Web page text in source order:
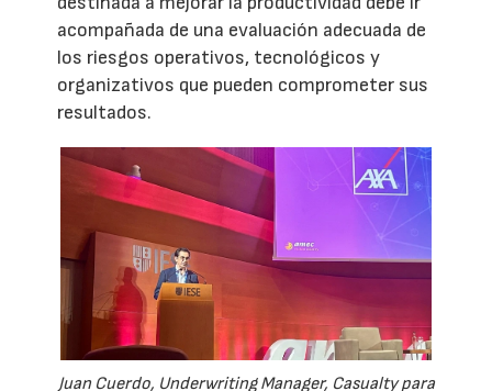
acompañada de una evaluación adecuada de
los riesgos operativos, tecnológicos y
organizativos que pueden comprometer sus
resultados.
Juan Cuerdo, Underwriting Manager, Casualty para